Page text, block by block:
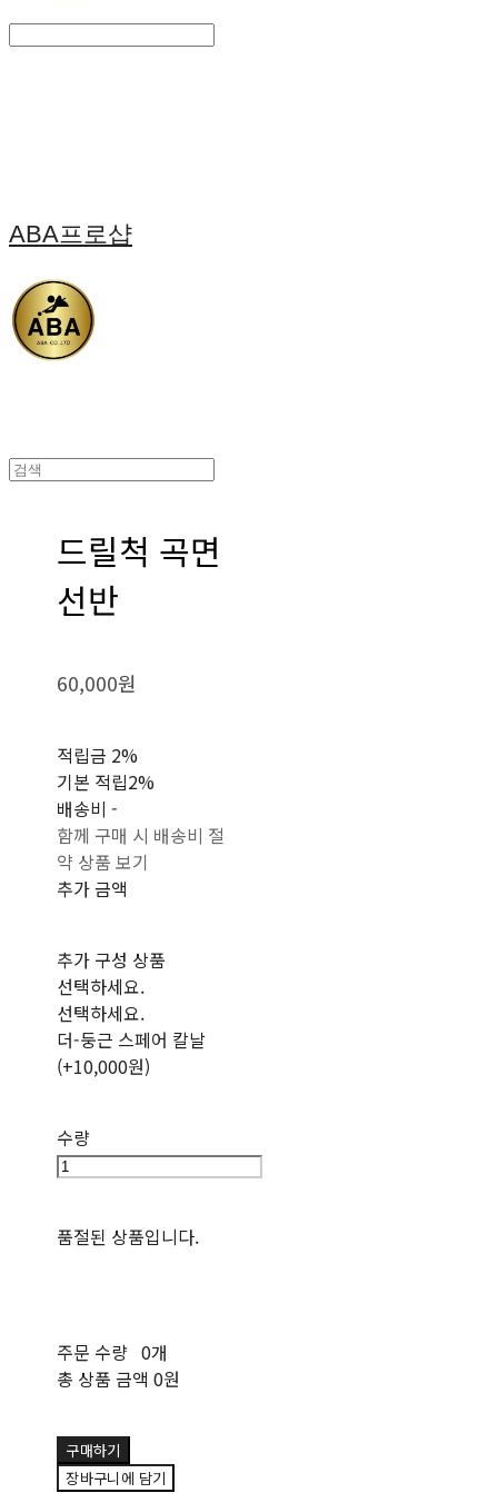
ABA프로샵
드릴척 곡면
선반
60,000원
적립금 2%
기본 적립2%
배송비-
함께 구매 시 배송비 절
약 상품 보기
추가 금액
추가 구성 상품
선택하세요.
선택하세요.
더-둥근 스페어 칼날
(+10,000원)
수량
품절된 상품입니다.
주문 수량 0개
총 상품 금액 0원
구매하기
장바구니에 담기